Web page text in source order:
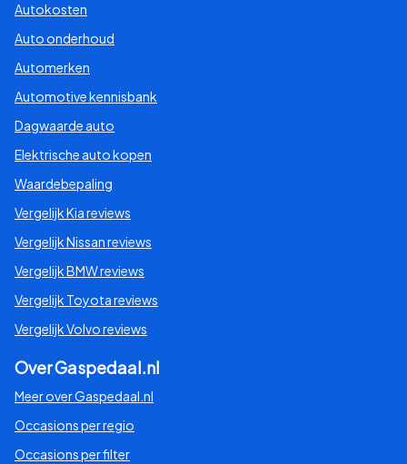
Autokosten
Auto onderhoud
Automerken
Automotive kennisbank
Dagwaarde auto
Elektrische auto kopen
Waardebepaling
Vergelijk Kia reviews
Vergelijk Nissan reviews
Vergelijk BMW reviews
Vergelijk Toyota reviews
Vergelijk Volvo reviews
Over Gaspedaal.nl
Meer over Gaspedaal.nl
Occasions per regio
Occasions per filter